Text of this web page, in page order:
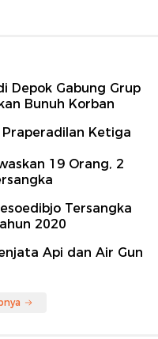
Depok Gabung Grup
Bunuh Korban
Praperadilan Ketiga
19 Orang, 2
Tersangka
2020
Api dan Air Gun